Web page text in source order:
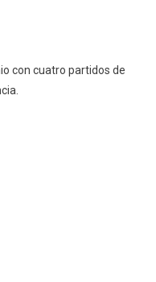
con cuatro partidos de